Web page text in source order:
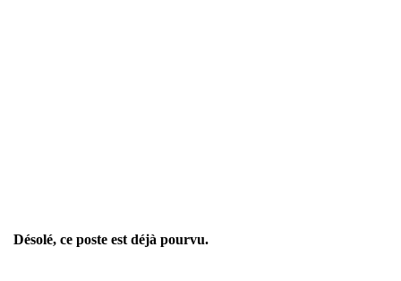
Désolé, ce poste est déjà pourvu.